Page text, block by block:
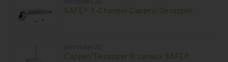
SAFE® 1-Channel Capper/Decapper
Capper/Decapper 8 canaux SAFE®